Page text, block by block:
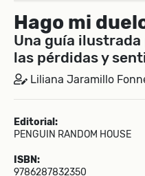
Hago mi
Una guía
las pérdidas y
Liliana Jaramillo
Editorial:
PENGUIN RANDOM HOUSE
ISBN:
9786287832350